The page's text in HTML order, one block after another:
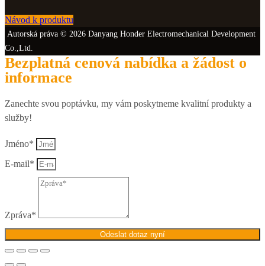
Návod k produktu
Autorská práva © 2026 Danyang Honder Electromechanical Development
Co.,Ltd.
Bezplatná cenová nabídka a žádost o
informace
Zanechte svou poptávku, my vám poskytneme kvalitní produkty a
služby!
Jméno*
E-mail*
Zpráva*
Odeslat dotaz nyní